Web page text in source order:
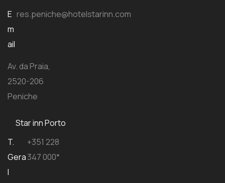
E
m
ail
res.peniche@hotelstarinn.com
Av. da Praia,
2520-206
Peniche
Star inn Porto
T.
Gera
l
+351 228
347 000*